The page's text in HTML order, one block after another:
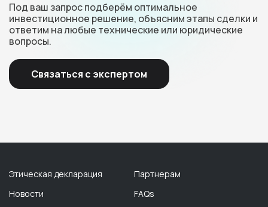
Под ваш запрос подберём оптимальное
инвестиционное решение, объясним этапы сделки и
ответим на любые технические или юридические
вопросы.
Связаться с экспертом
Этическая декларация
Новости
Партнерам
FAQs